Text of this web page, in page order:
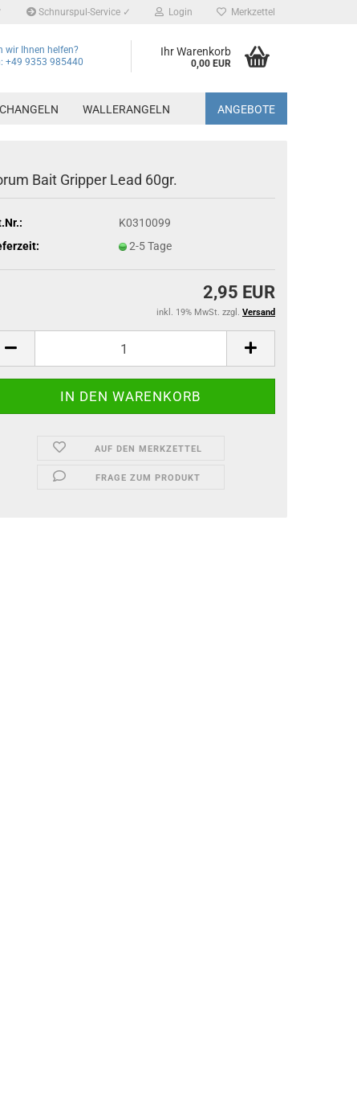
Schnurspul-Service ✓ Login Merkzettel
wir Ihnen helfen?
+49 9353 985440
Ihr Warenkorb
0,00 EUR
WALLERANGELN ANGEBOTE
Bait Gripper Lead 60gr.
K0310099
2-5 Tage
2,95 EUR
inkl. 19% MwSt. zzgl. Versand
AUF DEN MERKZETTEL
FRAGE ZUM PRODUKT